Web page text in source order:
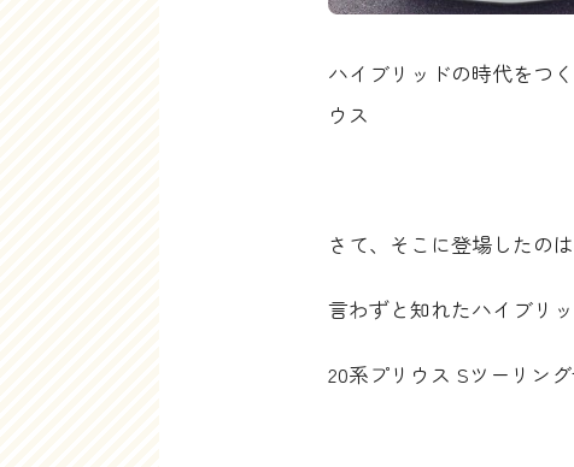
ハイブリッドの時代をつ
ウス
さて、そこに登場したのは
言わずと知れたハイブリ
20系プリウス Sツーリング